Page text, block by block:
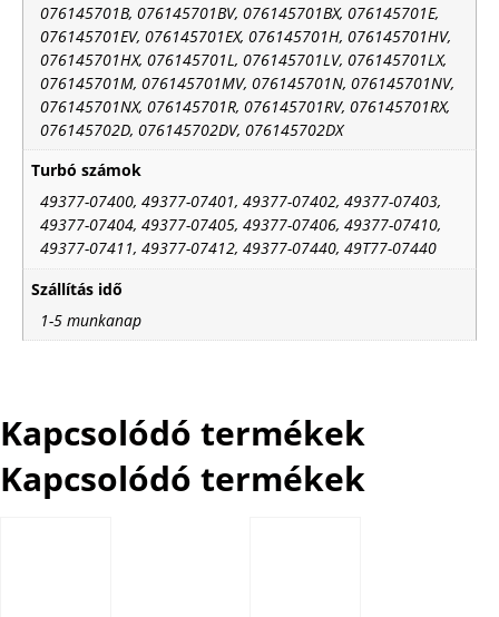
076145701B, 076145701BV, 076145701BX, 076145701E,
076145701EV, 076145701EX, 076145701H, 076145701HV,
076145701HX, 076145701L, 076145701LV, 076145701LX,
076145701M, 076145701MV, 076145701N, 076145701NV,
076145701NX, 076145701R, 076145701RV, 076145701RX,
076145702D, 076145702DV, 076145702DX
Turbó számok
49377-07400, 49377-07401, 49377-07402, 49377-07403,
49377-07404, 49377-07405, 49377-07406, 49377-07410,
49377-07411, 49377-07412, 49377-07440, 49T77-07440
Szállítás idő
1-5 munkanap
Kapcsolódó termékek
Kapcsolódó termékek